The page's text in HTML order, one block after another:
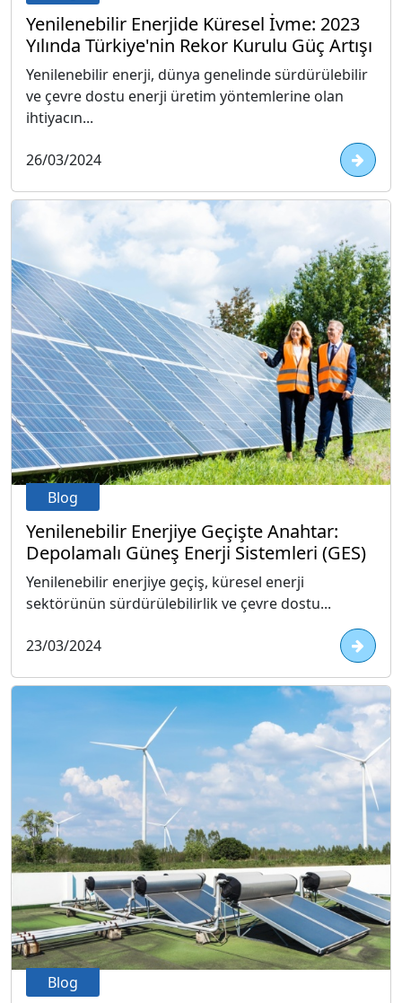
Yenilenebilir Enerjide Küresel İvme: 2023
Yılında Türkiye'nin Rekor Kurulu Güç Artışı
Yenilenebilir enerji, dünya genelinde sürdürülebilir
ve çevre dostu enerji üretim yöntemlerine olan
ihtiyacın...
26/03/2024
Blog
Yenilenebilir Enerjiye Geçişte Anahtar:
Depolamalı Güneş Enerji Sistemleri (GES)
Yenilenebilir enerjiye geçiş, küresel enerji
sektörünün sürdürülebilirlik ve çevre dostu...
23/03/2024
Blog